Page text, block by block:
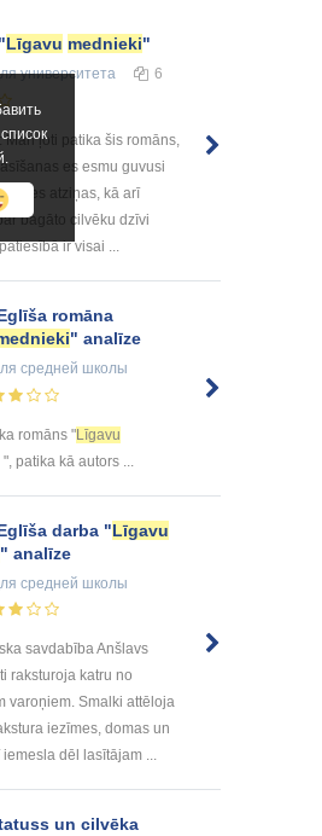
Līgavu mednieki"
университета 6
Man ļoti patika šis romāns,
es esmu guvusi
dzīves atziņas, kā arī
bagāto cilvēku dzīvi
ir visai ...
romāna
" analīze
средней школы
romāns "Līgavu
", patika kā autors ...
darba "Līgavu
" analīze
средней школы
savdabība Anšlavs
raksturoja katru no
varoņiem. Smalki attēloja
iezīmes, domas un
dēl lasītājam ...
un cilvēka